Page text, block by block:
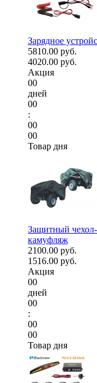
Зарядное
5810.00 руб.
4020.00 руб.
Акция
00
дней
00
:
00
00
Товар дня
Защитный
камуфляж
2100.00 руб.
1516.00 руб.
Акция
00
дней
00
:
00
00
Товар дня